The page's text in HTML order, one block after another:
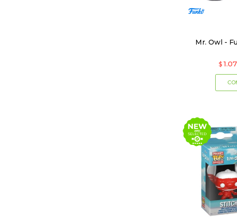
Mr. Owl -
$